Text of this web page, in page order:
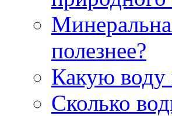
полезнее?
Какую
Сколько